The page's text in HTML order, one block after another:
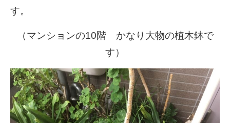
す。
（マンションの10階 かなり大物の植木鉢で
す）